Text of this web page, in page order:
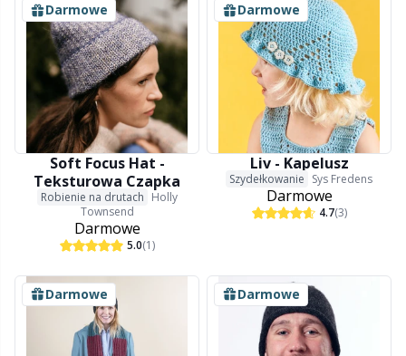
Darmowe
Soft Focus Hat -
Teksturowa Czapka
Robienie na drutach Holly
Townsend
Darmowe
5.0(1)
Darmowe
Liv - Kapelusz
Szydełkowanie Sys Fredens
Darmowe
4.7(3)
Darmowe Darmowe